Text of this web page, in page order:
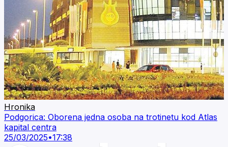
Hronika
Podgorica: Oborena jedna osoba na trotinetu kod Atlas
kapital centra
25/03/2025•17:38